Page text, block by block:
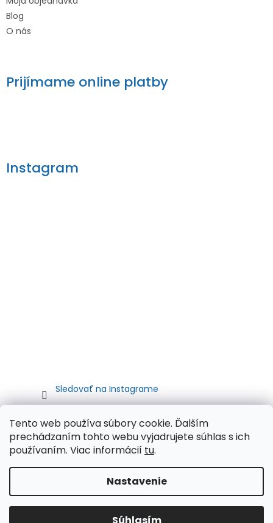
Tento web používa súbory cookie. Ďalším
prechádzaním tohto webu vyjadrujete súhlas s ich
používaním. Viac informácií tu.
Nastavenie
Blog
O nás
Prijímame online platby
Instagram
Sledovať na Instagrame
Vytvoril Shoptet